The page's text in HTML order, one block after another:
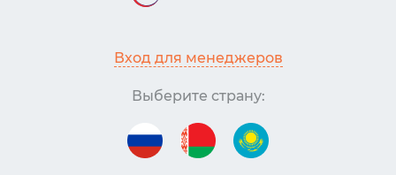
Вход для менеджеров
Выберите страну: